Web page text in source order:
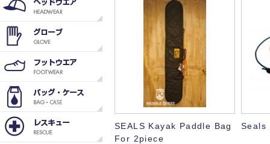
SEALS Kayak Paddle Bag
For 2piece
Seals